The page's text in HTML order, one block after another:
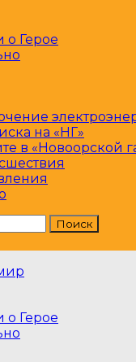
о Герое
на «НГ»
в «Новоорской
о Герое